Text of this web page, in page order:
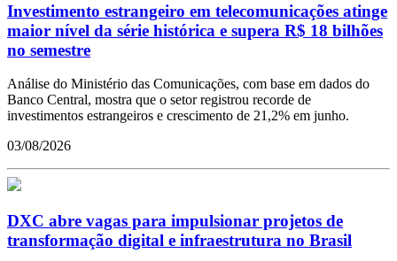
Investimento estrangeiro em telecomunicações atinge
maior nível da série histórica e supera R$ 18 bilhões
no semestre
Análise do Ministério das Comunicações, com base em dados do
Banco Central, mostra que o setor registrou recorde de
investimentos estrangeiros e crescimento de 21,2% em junho.
03/08/2026
DXC abre vagas para impulsionar projetos de
transformação digital e infraestrutura no Brasil